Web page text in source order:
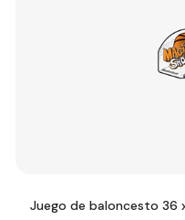
Juego de baloncesto 36